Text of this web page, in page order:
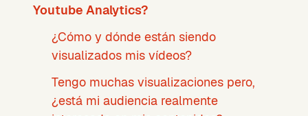
Youtube Analytics?
¿Cómo y dónde están siendo
visualizados mis vídeos?
Tengo muchas visualizaciones pero,
¿está mi audiencia realmente